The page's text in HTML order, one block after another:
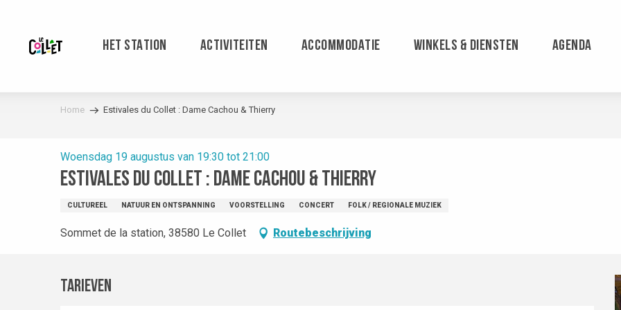
contenu
principal
HET STATION ACTIVITEITEN ACCOMMODATIE WINKELS & DIENSTEN AGENDA
Home Estivales du Collet : Dame Cachou & Thierry
Woensdag 19 augustus van 19:30 tot 21:00
Estivales du Collet : Dame Cachou & Thierry
CULTUREEL NATUUR EN ONTSPANNING VOORSTELLING CONCERT FOLK / REGIONALE MUZIEK
Sommet de la station, 38580 Le Collet Routebeschrijving
Tarieven